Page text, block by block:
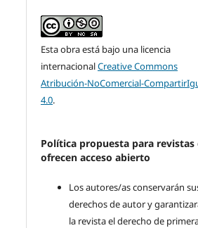
Esta obra está bajo una licencia
internacionalCreative Commons
Atribución-NoComercial-
4.0.
Política propuesta para revistas
ofrecen acceso abierto
Los autores/as conservarán
derechos de autor y
la revista el derecho de